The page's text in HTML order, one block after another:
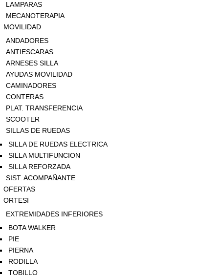
LAMPARAS
MECANOTERAPIA
MOVILIDAD
ANDADORES
ANTIESCARAS
ARNESES SILLA
AYUDAS MOVILIDAD
CAMINADORES
CONTERAS
PLAT. TRANSFERENCIA
SCOOTER
SILLAS DE RUEDAS
SILLA DE RUEDAS ELECTRICA
SILLA MULTIFUNCION
SILLA REFORZADA
SIST. ACOMPAÑANTE
OFERTAS
ORTESI
EXTREMIDADES INFERIORES
BOTA WALKER
PIE
PIERNA
RODILLA
TOBILLO